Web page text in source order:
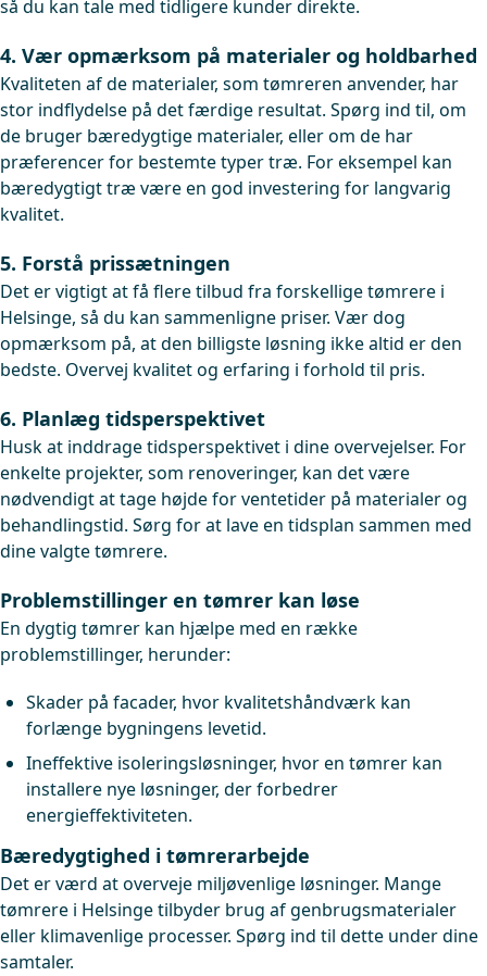
så du kan tale med tidligere kunder direkte.
4. Vær opmærksom på materialer og holdbarhed
Kvaliteten af de materialer, som tømreren anvender, har
stor indflydelse på det færdige resultat. Spørg ind til, om
de bruger bæredygtige materialer, eller om de har
præferencer for bestemte typer træ. For eksempel kan
bæredygtigt træ være en god investering for langvarig
kvalitet.
5. Forstå prissætningen
Det er vigtigt at få flere tilbud fra forskellige tømrere i
Helsinge, så du kan sammenligne priser. Vær dog
opmærksom på, at den billigste løsning ikke altid er den
bedste. Overvej kvalitet og erfaring i forhold til pris.
6. Planlæg tidsperspektivet
Husk at inddrage tidsperspektivet i dine overvejelser. For
enkelte projekter, som renoveringer, kan det være
nødvendigt at tage højde for ventetider på materialer og
behandlingstid. Sørg for at lave en tidsplan sammen med
dine valgte tømrere.
Problemstillinger en tømrer kan løse
En dygtig tømrer kan hjælpe med en række
problemstillinger, herunder:
Skader på facader, hvor kvalitetshåndværk kan
forlænge bygningens levetid.
Ineffektive isoleringsløsninger, hvor en tømrer kan
installere nye løsninger, der forbedrer
energieffektiviteten.
Bæredygtighed i tømrerarbejde
Det er værd at overveje miljøvenlige løsninger. Mange
tømrere i Helsinge tilbyder brug af genbrugsmaterialer
eller klimavenlige processer. Spørg ind til dette under dine
samtaler.